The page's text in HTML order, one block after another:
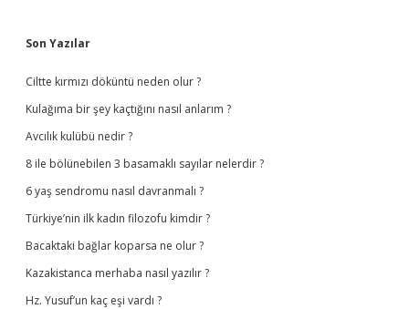
Sidebar
Son Yazılar
Ciltte kırmızı döküntü neden olur ?
Kulağıma bir şey kaçtığını nasıl anlarım ?
Avcılık kulübü nedir ?
8 ile bölünebilen 3 basamaklı sayılar nelerdir ?
6 yaş sendromu nasıl davranmalı ?
Türkiye’nin ilk kadın filozofu kimdir ?
Bacaktaki bağlar koparsa ne olur ?
Kazakistanca merhaba nasıl yazılır ?
Hz. Yusuf’un kaç eşi vardı ?